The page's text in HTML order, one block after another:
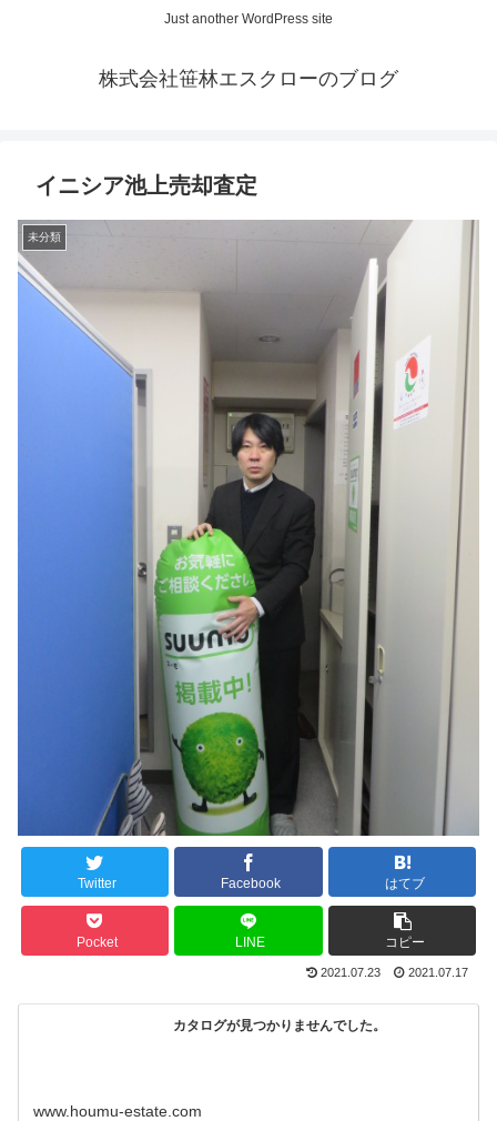
Just another WordPress site
株式会社笹林エスクローのブログ
イニシア池上売却査定
未分類
Twitter Facebook はてブ
Pocket LINE コピー
2021.07.23 2021.07.17
カタログが見つかりませんでした。
www.houmu-estate.com